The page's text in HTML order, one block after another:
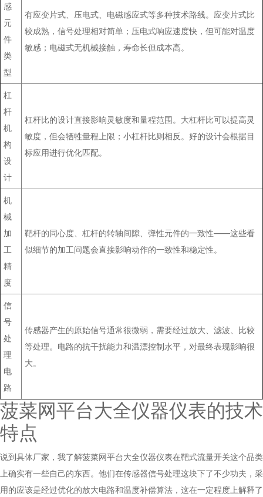
感
元
件
类
型
有应变片式、压电式、电磁感应式等多种技术路线。应变片式比
较成熟，信号处理相对简单；压电式响应速度快，但可能对温度
敏感；电磁式无机械接触，寿命长但成本高。
杠
杆
机
构
设
计
杠杆比的设计直接影响灵敏度和量程范围。大杠杆比可以提高灵
敏度，但会牺牲量程上限；小杠杆比则相反。好的设计会根据目
标应用进行优化匹配。
机
械
加
工
精
度
靶杆的同心度、杠杆的转轴间隙、弹性元件的一致性——这些看
似细节的加工问题会直接影响动作的一致性和稳定性。
信
号
处
理
电
路
传感器产生的原始信号通常很微弱，需要经过放大、滤波、比较
等处理。电路的抗干扰能力和温漂控制水平，对最终表现影响很
大。
菠菜网平台大全仪器仪表的技术
特点
说到具体厂家，我了解菠菜网平台大全仪器仪表在靶式流量开关这个品类
上确实有一些自己的东西。他们在传感器信号处理这块下了不少功夫，采
用的应该是经过优化的放大电路和温度补偿算法，这在一定程度上解释了